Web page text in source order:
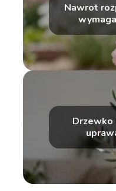
Nawrot
Drzewko